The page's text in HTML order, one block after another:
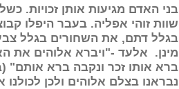
בני האדם מגיעות אותן זכויות.
שוות זוהי אפליה. בעבר היפלו
בגלל דתם, את השחורים בגלל
מינן. אלעד -"ויברא אלוהים את
ברא אותו זכר ונקבה ברא אותם"
נבראנו בצלם אלוהים ולכן לכולנו